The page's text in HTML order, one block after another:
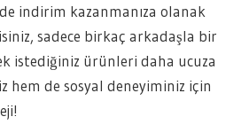
indirim kazanmanıza olanak
sadece birkaç arkadaşla bir
istediğiniz ürünleri daha ucuza
hem de sosyal deneyiminiz için